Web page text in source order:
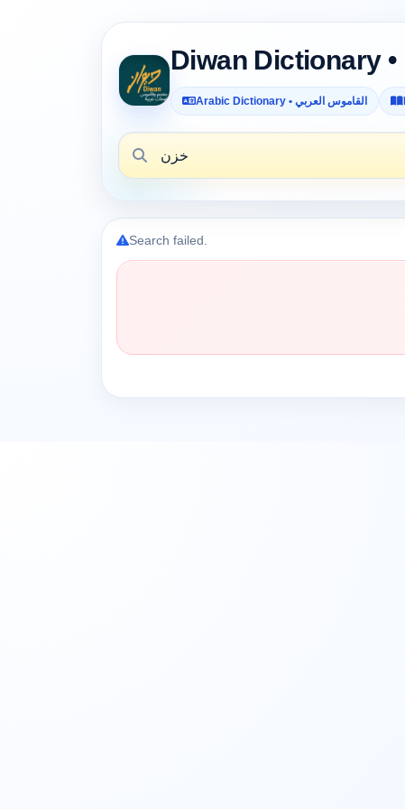
Arabic Dictionary • القاموس العربي
Search failed.